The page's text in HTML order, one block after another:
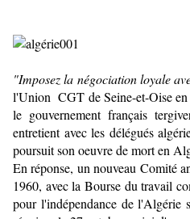
"Imposez la négociation loyale
l'Union CGT de Seine-et-Oise
le gouvernement français
entretient avec les délégués
poursuit son oeuvre de mort en
En réponse, un nouveau Comité
1960, avec la Bourse du travail
pour l'indépendance de l'Algérie